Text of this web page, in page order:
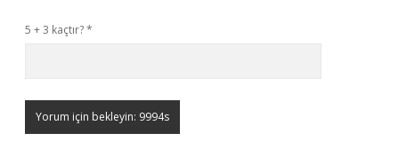
5 + 3 kaçtır?*